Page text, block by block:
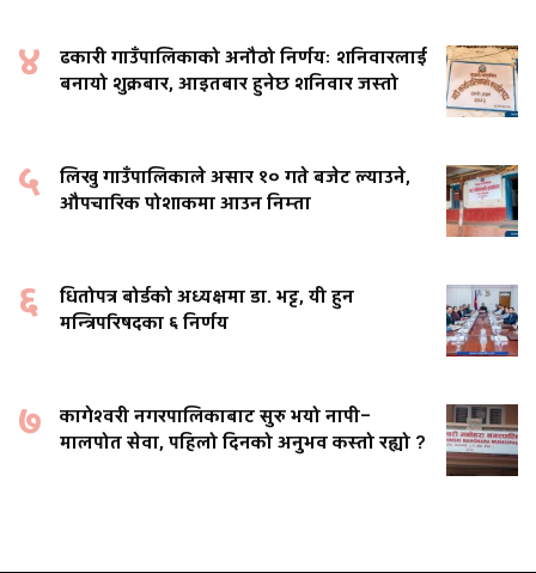
४
ढकारी गाउँपालिकाको अनौठो निर्णयः शनिवारलाई
बनायो शुक्रबार, आइतबार हुनेछ शनिवार जस्तो
५
लिखु गाउँपालिकाले असार १० गते बजेट ल्याउने,
औपचारिक पोशाकमा आउन निम्ता
६
धितोपत्र बोर्डको अध्यक्षमा डा. भट्ट, यी हुन
मन्त्रिपरिषदका ६ निर्णय
७
कागेश्वरी नगरपालिकाबाट सुरु भयो नापी–
मालपोत सेवा, पहिलो दिनको अनुभव कस्तो रह्यो ?